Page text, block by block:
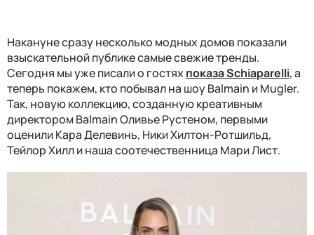
Накануне сразу несколько модных домов показали
взыскательной публике самые свежие тренды.
Сегодня мы уже писали о гостяхпоказа Schiaparelli, а
теперь покажем, кто побывал на шоу Balmain и Mugler.
Так, новую коллекцию, созданную креативным
директором Balmain Оливье Рустеном, первыми
оценили Кара Делевинь, Ники Хилтон-Ротшильд,
Тейлор Хилл и наша соотечественница Мари Лист.